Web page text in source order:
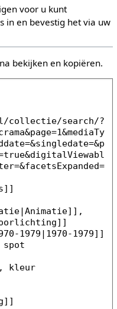
voor u kunt
in en bevestig het via uw
bekijken en kopiëren.